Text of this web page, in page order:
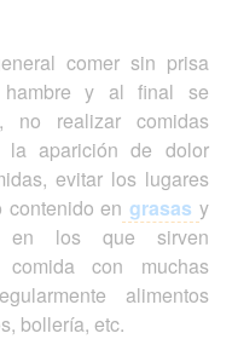
comer sin prisa
hambre y al final se
no realizar comidas
la aparición de dolor
evitar los lugares
en grasas y
en los que sirven
comida con muchas
alimentos
bollería, etc.